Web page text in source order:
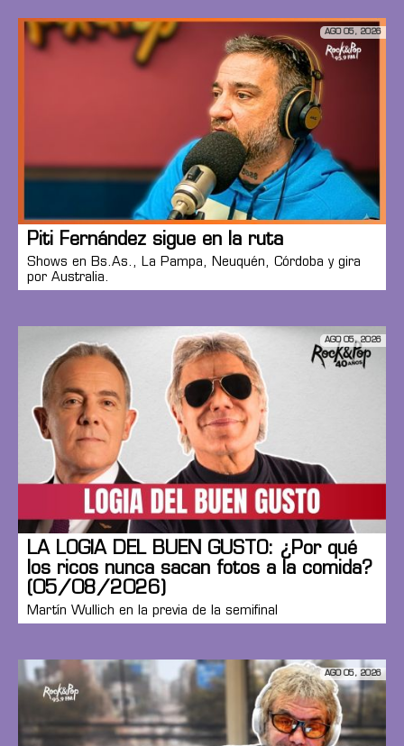
AGO 05, 2026
Piti Fernández sigue en la ruta
Shows en Bs.As., La Pampa, Neuquén, Córdoba y gira
por Australia.
AGO 05, 2026
LA LOGIA DEL BUEN GUSTO: ¿Por qué
los ricos nunca sacan fotos a la comida?
(05/08/2026)
Martín Wullich en la previa de la semifinal
AGO 05, 2026